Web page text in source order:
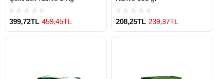
399,72TL 459,45TL 208,25TL 239,37TL